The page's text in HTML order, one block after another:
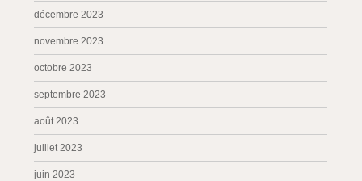
décembre 2023
novembre 2023
octobre 2023
septembre 2023
août 2023
juillet 2023
juin 2023